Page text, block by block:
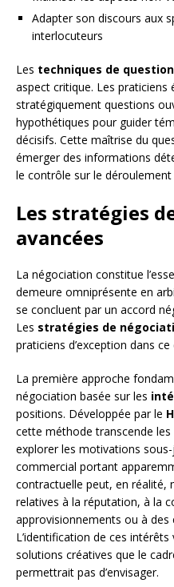
Adapter son discours aux
interlocuteurs
Les techniques de
aspect critique. Les praticiens
stratégiquement questions
hypothétiques pour guider
décisifs. Cette maîtrise du
émerger des informations
le contrôle sur le déroulement
Les stratégies
avancées
La négociation constitue
demeure omniprésente en
se concluent par un accord
Les stratégies de
praticiens d’exception dans
La première approche
négociation basée sur les
positions. Développée par le
cette méthode transcende
explorer les motivations
commercial portant
contractuelle peut, en réalité,
relatives à la réputation, à la
approvisionnements ou à des
L’identification de ces
solutions créatives que le
permettrait pas d’envisager.